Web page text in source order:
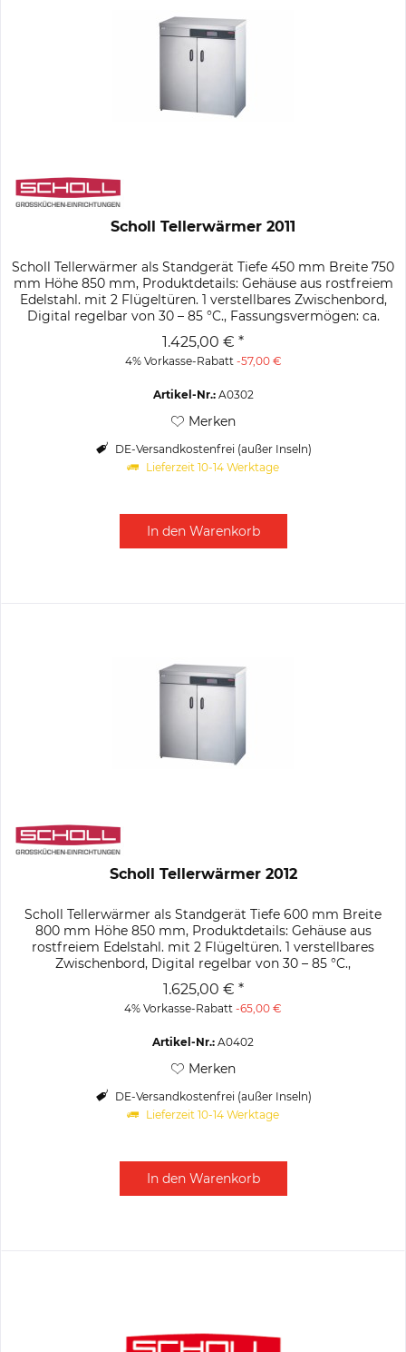
Scholl Tellerwärmer 2011
Scholl Tellerwärmer als Standgerät Tiefe 450 mm Breite 750
mm Höhe 850 mm, Produktdetails: Gehäuse aus rostfreiem
Edelstahl. mit 2 Flügeltüren. 1 verstellbares Zwischenbord,
Digital regelbar von 30 – 85 °C., Fassungsvermögen: ca.
120...
1.425,00 € *
4% Vorkasse-Rabatt -57,00 €
Artikel-Nr.:A0302
Merken
DE-Versandkostenfrei (außer Inseln)
Lieferzeit 10-14 Werktage
In den Warenkorb
Scholl Tellerwärmer 2012
Scholl Tellerwärmer als Standgerät Tiefe 600 mm Breite
800 mm Höhe 850 mm, Produktdetails: Gehäuse aus
rostfreiem Edelstahl. mit 2 Flügeltüren. 1 verstellbares
Zwischenbord, Digital regelbar von 30 – 85 °C.,
Fassungsvermögen: ca. 200...
1.625,00 € *
4% Vorkasse-Rabatt-65,00 €
Artikel-Nr.: A0402
Merken
DE-Versandkostenfrei (außer Inseln)
Lieferzeit 10-14 Werktage
In den Warenkorb